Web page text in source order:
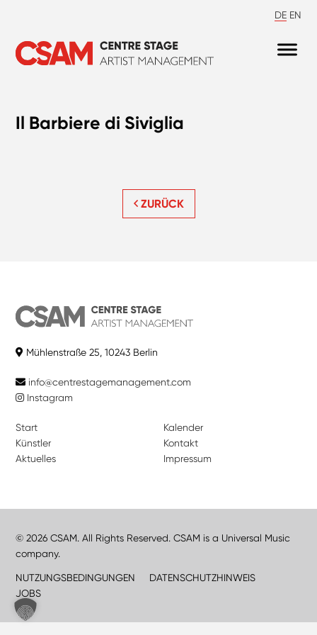
DE EN
Il Barbiere di Siviglia
ZURÜCK
Mühlenstraße 25, 10243 Berlin
info@centrestagemanagement.com
Instagram
Start
Künstler
Aktuelles
Kalender
Kontakt
Impressum
© 2026 CSAM. All Rights Reserved. CSAM is a Universal Music
company.
NUTZUNGSBEDINGUNGEN
DATENSCHUTZHINWEIS
JOBS